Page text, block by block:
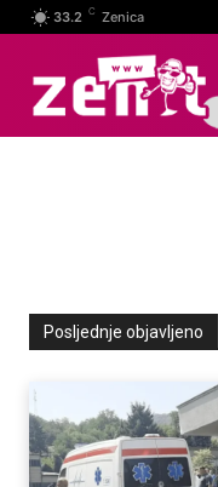
33.2 C Zenica
Posljednje objavljeno